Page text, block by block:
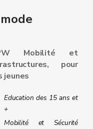
Mobilité et
pour
jeunes
Education des 15 ans et
+
Mobilité et Sécurité